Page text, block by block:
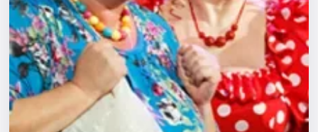
Площадки
Артисты
Рейтинги